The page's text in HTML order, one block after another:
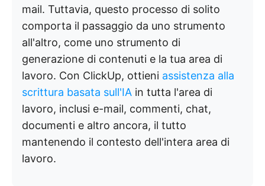
mail. Tuttavia, questo processo di solito
comporta il passaggio da uno strumento
all'altro, come uno strumento di
generazione di contenuti e la tua area di
lavoro. Con ClickUp, ottieni assistenza alla
scrittura basata sull'IA in tutta l'area di
lavoro, inclusi e-mail, commenti, chat,
documenti e altro ancora, il tutto
mantenendo il contesto dell'intera area di
lavoro.